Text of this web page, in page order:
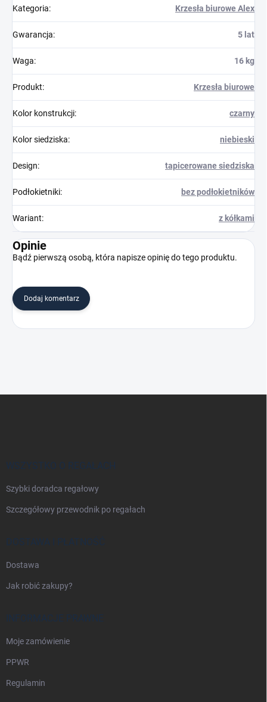
Kategoria: Krzesła biurowe Alex
Gwarancja: 5 lat
Waga: 16 kg
Produkt: Krzesła biurowe
Kolor konstrukcji: czarny
Kolor siedziska: niebieski
Design: tapicerowane siedziska
Podłokietniki: bez podłokietników
Wariant: z kółkami
Opinie
Bądź pierwszą osobą, która napisze opinię do tego produktu.
Dodaj komentarz
WSZYSTKO O REGAŁACH
Szybki doradca regałowy
Szczegółowy przewodnik po regałach
DOSTAWA I PŁATNOŚĆ
Dostawa
Jak robić zakupy?
INFORMACJE PRAWNE
Moje zamówienie
PPWR
Regulamin